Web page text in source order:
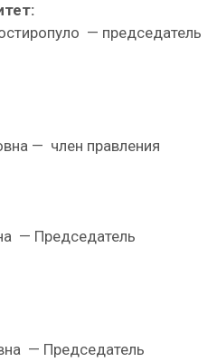
— председатель
— член правления
— Председатель
— Председатель